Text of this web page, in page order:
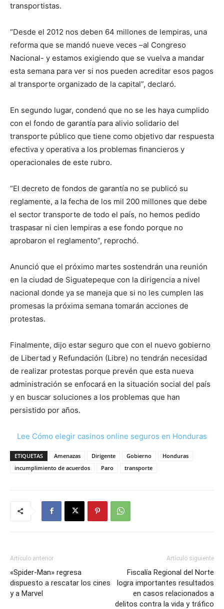
transportistas.
“Desde el 2012 nos deben 64 millones de lempiras, una
reforma que se mandó nueve veces –al Congreso
Nacional- y estamos exigiendo que se vuelva a mandar
esta semana para ver si nos pueden acreditar esos pagos
al transporte organizado de la capital”, declaró.
En segundo lugar, condenó que no se les haya cumplido
con el fondo de garantía para alivio solidario del
transporte público que tiene como objetivo dar respuesta
efectiva y operativa a los problemas financieros y
operacionales de este rubro.
“El decreto de fondos de garantía no se publicó su
reglamente, a la fecha de los mil 200 millones que debe
el sector transporte de todo el país, no hemos pedido
traspasar ni cien lempiras a ese fondo porque no
aprobaron el reglamento”, reprochó.
Anunció que el próximo martes sostendrán una reunión
en la ciudad de Siguatepeque con la dirigencia a nivel
nacional donde ya se maneja que si no les cumplen las
promesas la próxima semana tomarán acciones de
protestas.
Finalmente, dijo estar seguro que con el nuevo gobierno
de Libertad y Refundación (Libre) no tendrán necesidad
de realizar protestas porque prevén que esta nueva
administración se enfocará en la situación social del país
y en buscar soluciones a los problemas que han
persistido por años.
Lee Cómo elegir casinos online seguros en Honduras
ETIQUETAS Amenazas Dirigente Gobierno
Honduras
incumplimiento de acuerdos
Paro transporte
Artículo anterior
«Spider-Man» regresa
dispuesto a rescatar los cines
y a Marvel
Artículo siguiente
Fiscalía Regional del Norte
logra importantes resultados
en casos relacionados a
delitos contra la vida y tráfico